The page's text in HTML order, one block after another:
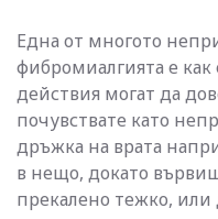
Една от многото
фибромиалгията е
действия могат да
почувствате като
дръжка на врата
в нещо, докато
прекалено тежко, или